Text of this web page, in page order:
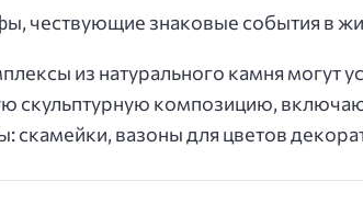
чествующие знаковые события в
из натурального камня могут
скульптурную композицию,
скамейки, вазоны для цветов